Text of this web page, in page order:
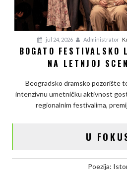
jul 24, 2026 Administrator
BOGATO FESTIVALSKO
NA LETNJOJ
Beogradsko dramsko pozorište
intenzivnu umetničku aktivnost
regionalnim festivalima,
U
Poezija: